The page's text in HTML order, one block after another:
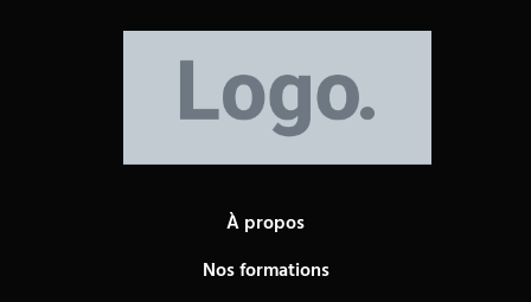
À propos
Nos formations